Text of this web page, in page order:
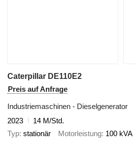
Caterpillar DE110E2
Preis auf Anfrage
Industriemaschinen - Dieselgenerator
2023
14 M/Std.
Typ stationär Motorleistung 100 kVA